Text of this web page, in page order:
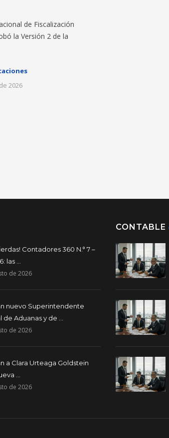
de Fiscalización
la Versión 2 de la
2026
Contadores 360 N.° 7 –
las ...
de 2026
nuevo Superintendente
de Aduanas y de ...
de 2026
a Clara Urteaga Goldstein
...
de 2026
CONTABLE